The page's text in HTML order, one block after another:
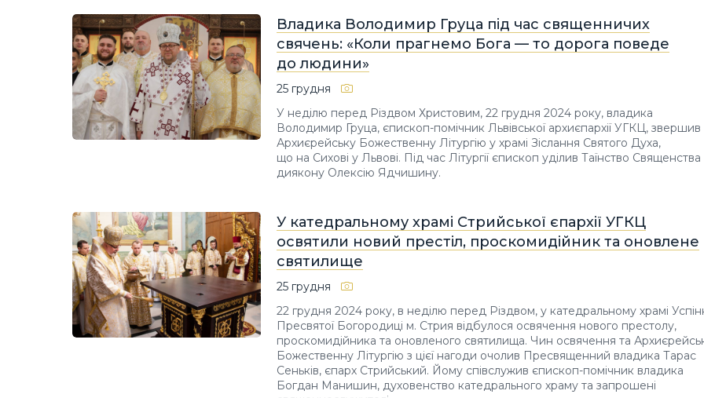
Владика Володимир Груца під час священничих
свячень: «Коли прагнемо Бога — то дорога поведе
до людини»
25 грудня
У неділю перед Різдвом Христовим, 22 грудня 2024 року, владика
Володимир Груца, єпископ-помічник Львівської архиєпархії УГКЦ, звершив
Архиєрейську Божественну Літургію у храмі Зіслання Святого Духа,
що на Сихові у Львові. Під час Літургії єпископ уділив Таїнство Священства
диякону Олексію Ядчишину.
У катедральному храмі Стрийської єпархії УГКЦ
освятили новий престіл, проскомидійник та оновлене
святилище
25 грудня
22 грудня 2024 року, в неділю перед Різдвом, у катедральному храмі
Пресвятої Богородиці м. Стрия відбулося освячення нового престолу,
проскомидійника та оновленого святилища. Чин освячення та
Божественну Літургію з цієї нагоди очолив Пресвященний владика Тарас
Сеньків, єпарх Стрийський. Йому співслужив єпископ-помічник владика
Богдан Манишин, духовенство катедрального храму та запрошені